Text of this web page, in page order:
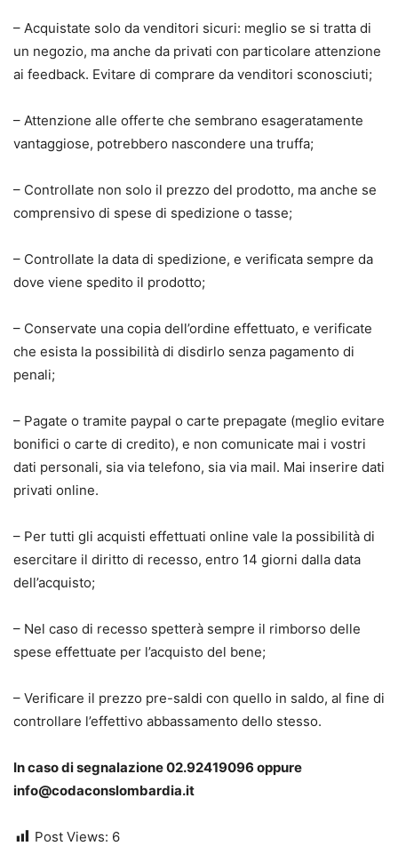
– Acquistate solo da venditori sicuri: meglio se si tratta di
un negozio, ma anche da privati con particolare attenzione
ai feedback. Evitare di comprare da venditori sconosciuti;
– Attenzione alle offerte che sembrano esageratamente
vantaggiose, potrebbero nascondere una truffa;
– Controllate non solo il prezzo del prodotto, ma anche se
comprensivo di spese di spedizione o tasse;
– Controllate la data di spedizione, e verificata sempre da
dove viene spedito il prodotto;
– Conservate una copia dell’ordine effettuato, e verificate
che esista la possibilità di disdirlo senza pagamento di
penali;
– Pagate o tramite paypal o carte prepagate (meglio evitare
bonifici o carte di credito), e non comunicate mai i vostri
dati personali, sia via telefono, sia via mail. Mai inserire dati
privati online.
– Per tutti gli acquisti effettuati online vale la possibilità di
esercitare il diritto di recesso, entro 14 giorni dalla data
dell’acquisto;
– Nel caso di recesso spetterà sempre il rimborso delle
spese effettuate per l’acquisto del bene;
– Verificare il prezzo pre-saldi con quello in saldo, al fine di
controllare l’effettivo abbassamento dello stesso.
In caso di segnalazione 02.92419096 oppure
info@codaconslombardia.it
Post Views: 6